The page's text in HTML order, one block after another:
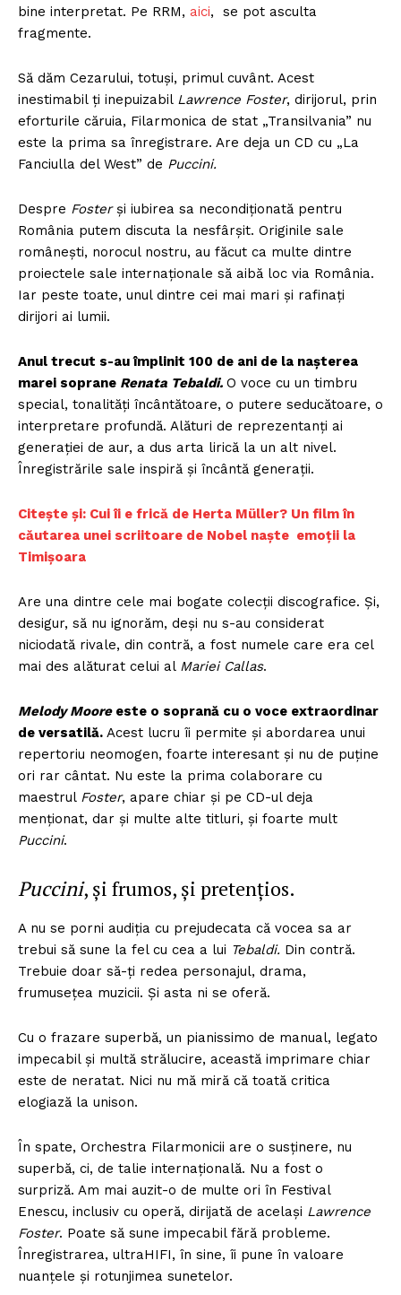
bine interpretat. Pe RRM, aici, se pot asculta
fragmente.
Să dăm Cezarului, totuși, primul cuvânt. Acest
inestimabil ți inepuizabil Lawrence Foster, dirijorul, prin
eforturile căruia, Filarmonica de stat „Transilvania” nu
este la prima sa înregistrare. Are deja un CD cu „La
Fanciulla del West” de Puccini.
Despre Fosterși iubirea sa necondiționată pentru
România putem discuta la nesfârșit. Originile sale
românești, norocul nostru, au făcut ca multe dintre
proiectele sale internaționale să aibă loc via România.
Iar peste toate, unul dintre cei mai mari și rafinați
dirijori ai lumii.
Anul trecut s-au împlinit 100 de ani de la nașterea
marei soprane Renata Tebaldi. O voce cu un timbru
special, tonalități încântătoare, o putere seducătoare, o
interpretare profundă. Alături de reprezentanți ai
generației de aur, a dus arta lirică la un alt nivel.
Înregistrările sale inspiră și încântă generații.
Citește și: Cui îi e frică de Herta Müller? Un film în
căutarea unei scriitoare de Nobel naște emoții la
Timișoara
Are una dintre cele mai bogate colecții discografice. Și,
desigur, să nu ignorăm, deși nu s-au considerat
niciodată rivale, din contră, a fost numele care era cel
mai des alăturat celui al Mariei Callas.
Melody Mooreeste o soprană cu o voce extraordinar
de versatilă. Acest lucru îi permite și abordarea unui
repertoriu neomogen, foarte interesant și nu de puține
ori rar cântat. Nu este la prima colaborare cu
maestrul Foster, apare chiar și pe CD-ul deja
menționat, dar și multe alte titluri, și foarte mult
Puccini.
Puccini, și frumos, și pretențios.
A nu se porni audiția cu prejudecata că vocea sa ar
trebui să sune la fel cu cea a lui Tebaldi. Din contră.
Trebuie doar să-ți redea personajul, drama,
frumusețea muzicii. Și asta ni se oferă.
Cu o frazare superbă, un pianissimo de manual, legato
impecabil și multă strălucire, această imprimare chiar
este de neratat. Nici nu mă miră că toată critica
elogiază la unison.
În spate, Orchestra Filarmonicii are o susținere, nu
superbă, ci, de talie internațională. Nu a fost o
surpriză. Am mai auzit-o de multe ori în Festival
Enescu, inclusiv cu operă, dirijată de același Lawrence
Foster. Poate să sune impecabil fără probleme.
Înregistrarea, ultraHIFI, în sine, îi pune în valoare
nuanțele și rotunjimea sunetelor.